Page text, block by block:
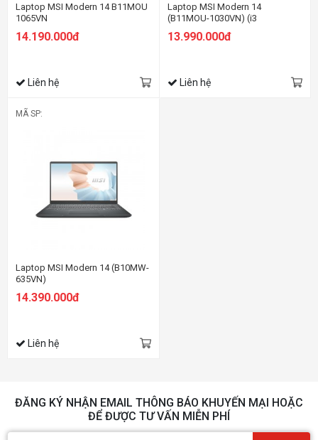
Laptop MSI Modern 14 B11MOU
1065VN
14.190.000đ
Liên hệ
Laptop MSI Modern 14
(B11MOU-1030VN) (i3
RAM/256GBSSD/14.0 inch
13.990.000đ
Liên hệ
MÃ SP:
Laptop MSI Modern 14 (B10MW-
635VN)
14.390.000đ
Liên hệ
ĐĂNG KÝ NHẬN EMAIL THÔNG BÁO KHUYẾN MẠI HOẶC
ĐỂ ĐƯỢC TƯ VẤN MIỄN PHÍ